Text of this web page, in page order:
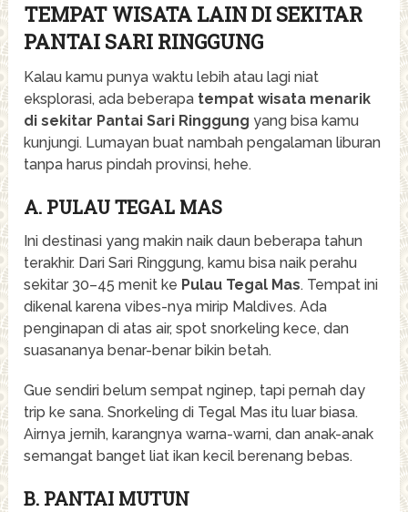
TEMPAT WISATA LAIN DI SEKITAR
PANTAI SARI RINGGUNG
Kalau kamu punya waktu lebih atau lagi niat
eksplorasi, ada beberapa tempat wisata menarik
di sekitar Pantai Sari Ringgung yang bisa kamu
kunjungi. Lumayan buat nambah pengalaman liburan
tanpa harus pindah provinsi, hehe.
A. PULAU TEGAL MAS
Ini destinasi yang makin naik daun beberapa tahun
terakhir. Dari Sari Ringgung, kamu bisa naik perahu
sekitar 30–45 menit ke Pulau Tegal Mas. Tempat ini
dikenal karena vibes-nya mirip Maldives. Ada
penginapan di atas air, spot snorkeling kece, dan
suasananya benar-benar bikin betah.
Gue sendiri belum sempat nginep, tapi pernah day
trip ke sana. Snorkeling di Tegal Mas itu luar biasa.
Airnya jernih, karangnya warna-warni, dan anak-anak
semangat banget liat ikan kecil berenang bebas.
B. PANTAI MUTUN